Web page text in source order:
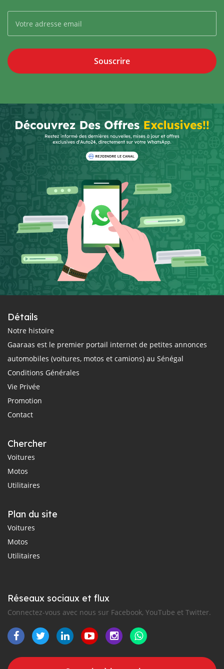
Souscrire
Détails
Notre histoire
Gaaraas est le premier portail internet de petites annonces
automobiles (voitures, motos et camions) au Sénégal
Conditions Générales
Vie Privée
Promotion
Contact
Chercher
Voitures
Motos
Utilitaires
Plan du site
Voitures
Motos
Utilitaires
Réseaux sociaux et flux
Connectez-vous avec nous sur Facebook, YouTube et Twitter.